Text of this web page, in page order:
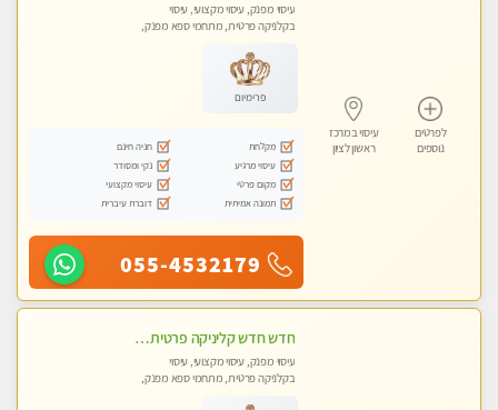
לפרטים
נוספים
עיסוי במרכז
ראשון לציון
עיסוי מפנק, עיסוי מקצועי, עיסוי
בקלניקה פרטית, מתחמי ספא מפנק,
פרימיום
מקלחת
חניה חינם
עיסוי מרגיע
נקי ומסודר
מקום פרטי
עיסוי מקצועי
תמונה אמיתית
דוברת עיברית
055-4532179
חדש חדש קליניקה פרטית לבריאות הגוף לעיסוי מקצועי ומפנק -שעות עבודה -10:00-23:00- ללא מין !!
עיסוי מפנק, עיסוי מקצועי, עיסוי
בקלניקה פרטית, מתחמי ספא מפנק,